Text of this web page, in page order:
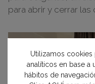
para abrir y cerrar las
Utilizamos cookies
analíticos en base a
hábitos de